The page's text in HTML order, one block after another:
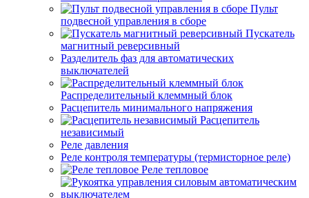
Пульт
подвесной управления в сборе
Пускатель
магнитный реверсивный
Разделитель фаз для автоматических
выключателей
Распределительный клеммный блок
Расцепитель минимального напряжения
Расцепитель
независимый
Реле давления
Реле контроля температуры (термисторное реле)
Реле тепловое